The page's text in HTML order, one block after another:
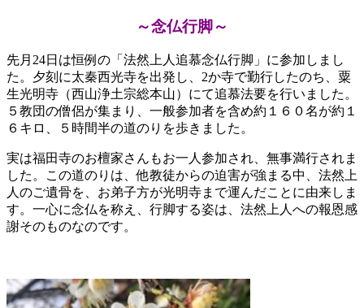
～念仏行脚～
先月24日は恒例の「法然上人追慕念仏行脚」に参加しまし
た。夕刻に太秦西光寺を出発し、2か寺で勤行したのち、粟
生光明寺（西山浄土宗総本山）にて追慕法要を行いました。
５教団の僧侶が集まり、一般参加者を含め約１６０名が約１
６キロ、５時間半の道のりを歩きました。
実は福田寺のお檀家さんもお一人参加され、無事満行されま
した。この道のりは、他教徒からの迫害が強まる中、法然上
人のご遺骨を、お弟子方が光明寺まで運んだことに由来しま
す。一心に念仏を称え、行脚する姿は、法然上人への報恩感
謝そのものなのです。